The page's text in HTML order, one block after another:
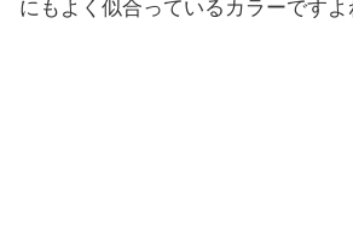
にもよく似合っているカラーですよ